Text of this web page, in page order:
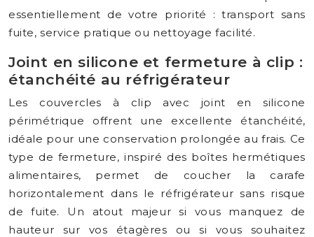
essentiellement de votre priorité : transport sans
fuite, service pratique ou nettoyage facilité.
Joint en silicone et fermeture à clip :
étanchéité au réfrigérateur
Les couvercles à clip avec joint en silicone
périmétrique offrent une excellente étanchéité,
idéale pour une conservation prolongée au frais. Ce
type de fermeture, inspiré des boîtes hermétiques
alimentaires, permet de coucher la carafe
horizontalement dans le réfrigérateur sans risque
de fuite. Un atout majeur si vous manquez de
hauteur sur vos étagères ou si vous souhaitez